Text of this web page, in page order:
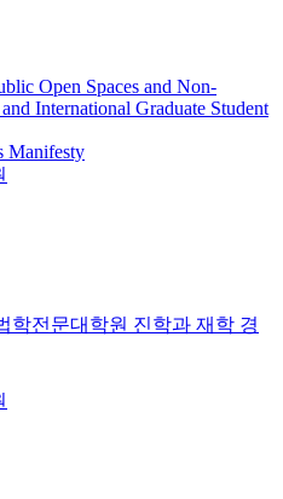
Open Spaces and Non-
International Graduate Student
Manifesty
학전문대학원 진학과 재학 경